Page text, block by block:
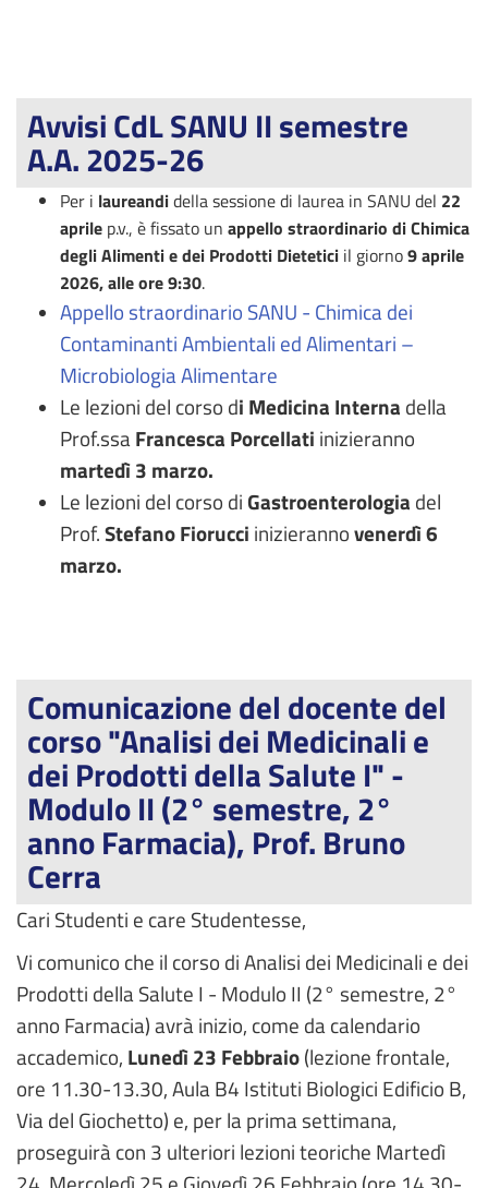
Avvisi CdL SANU II semestre
A.A. 2025-26
Per i laureandidella sessione di laurea in SANU del 22
aprile p.v., è fissato un appello straordinario di Chimica
degli Alimenti e dei Prodotti Dietetici il giorno9 aprile
2026, alle ore 9:30.
Appello straordinario SANU - Chimica dei
Contaminanti Ambientali ed Alimentari –
Microbiologia Alimentare
Le lezioni del corso di Medicina Interna della
Prof.ssaFrancesca Porcellati inizieranno
martedì 3 marzo.
Le lezioni del corso diGastroenterologia del
Prof.Stefano Fiorucci inizierannovenerdì 6
marzo.
Comunicazione del docente del
corso "Analisi dei Medicinali e
dei Prodotti della Salute I" -
Modulo II (2° semestre, 2°
anno Farmacia), Prof. Bruno
Cerra
Cari Studenti e care Studentesse,
Vi comunico che il corso di Analisi dei Medicinali e dei
Prodotti della Salute I - Modulo II (2° semestre, 2°
anno Farmacia) avrà inizio, come da calendario
accademico, Lunedì 23 Febbraio(lezione frontale,
ore 11.30-13.30, Aula B4 Istituti Biologici Edificio B,
Via del Giochetto) e, per la prima settimana,
proseguirà con 3 ulteriori lezioni teoriche Martedì